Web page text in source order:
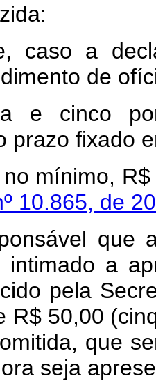
caso a
de
e cinco
prazo fixado
no
10.865, de
que
intimado a
pela
R$ 50,00
que
seja